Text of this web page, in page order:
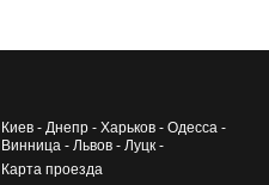
Киев - Днепр - Харьков - Одесса -
Винница - Львов - Луцк -
Карта проезда